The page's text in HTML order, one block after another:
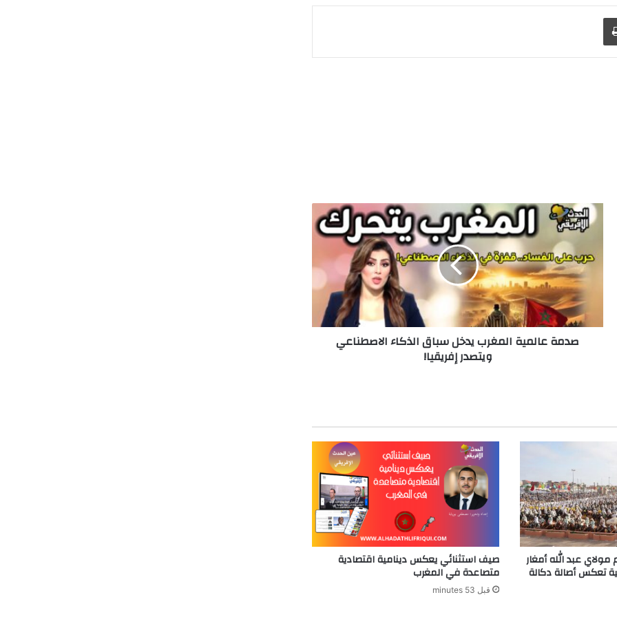
اطبع
صدمة
عالمية
يدخل
سباق
الذكاء
الاصطناعي
إفريقيا!
صدمة عالمية المغرب يدخل سباق الذكاء الاصطناعي
ويتصدر إفريقيا!
عبد الله أمغار
تعكس أصالة دكالة
صيف استثنائي يعكس دينامية اقتصادية
متصاعدة في المغرب
قبل 53 minutes